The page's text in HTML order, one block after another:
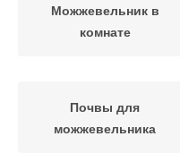
Можжевельник в
комнате
Почвы для
можжевельника